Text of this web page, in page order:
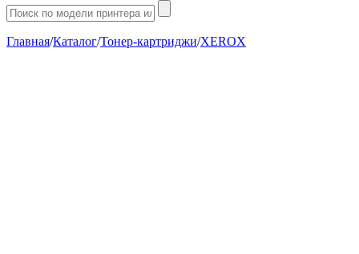
Главная/Каталог/Тонер-картриджи/XEROX